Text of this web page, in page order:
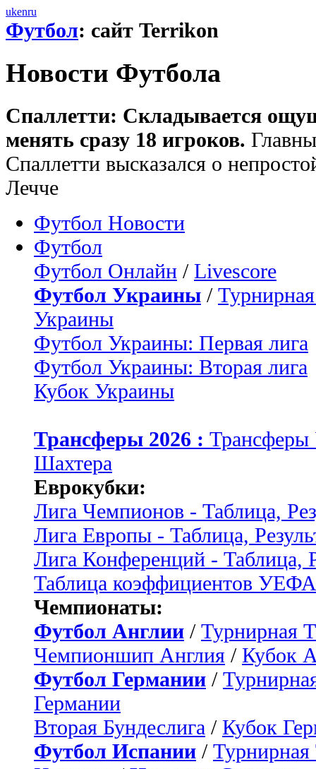
ukenru
Футбол: сайт Terrikon
Новости Футбола
Спаллетти: Складывается
менять сразу 18 игроков.
Спаллетти высказался о
Лечче
Футбол Новости
Футбол
Футбол Онлайн / Livescore
Футбол Украины /
Украины
Футбол Украины: Первая лига
Футбол Украины: Вторая лига
Кубок Украины
Трансферы 2026 :
Шахтера
Еврокубки:
Лига Чемпионов - Таблица,
Лига Европы - Таблица,
Лига Конференций - Таблица,
Таблица коэффициентов УЕФА
Чемпионаты:
Футбол Англии / Турнирная
Чемпионшип Англия / Кубок
Футбол Германии /
Германии
Вторая Бундеслига / Кубок
Футбол Испании / Турнирная